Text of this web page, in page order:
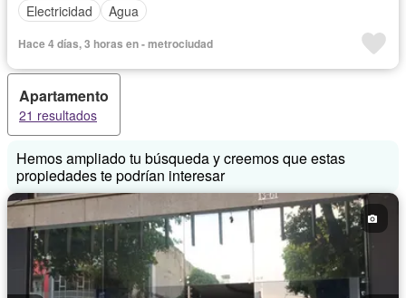
Electricidad
Agua
Hace 4 días, 3 horas en - metrociudad
Apartamento
21 resultados
Hemos ampliado tu búsqueda y creemos que estas
propiedades te podrían interesar